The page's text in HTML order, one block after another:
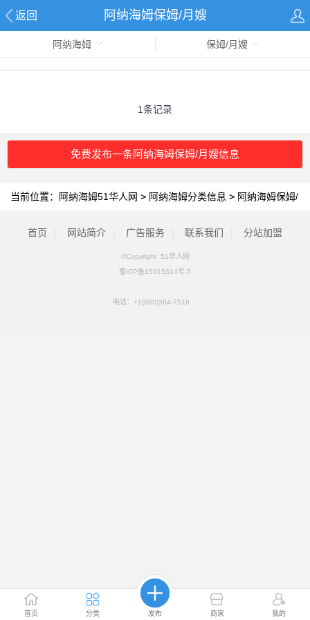
返回 阿纳海姆保姆/月嫂
首页 分类 发布 商家 我的
阿纳海姆 保姆/月嫂
1条记录
免费发布一条阿纳海姆保姆/月嫂信息
当前位置： 阿纳海姆51华人网 > 阿纳海姆分类信息 > 阿纳海姆保姆/
首页 网站简介 广告服务 联系我们 分站加盟
©Copyright 51华人网
蜀ICP备15015314号-5
电话： +1(980)364-7518